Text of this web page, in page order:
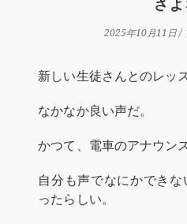
さ
2025年10月11日/
新しい生徒さんとのレッス
なかなか良い声だ。
かつて、電車のアナウン
自分も声でなにかでき
ったらしい。